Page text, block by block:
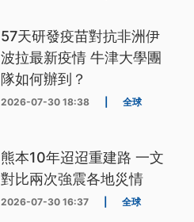
57天研發疫苗對抗非洲伊
波拉最新疫情 牛津大學團
隊如何辦到？
2026-07-30 18:38 全球
熊本10年迢迢重建路 一文
對比兩次強震各地災情
2026-07-30 16:37 全球